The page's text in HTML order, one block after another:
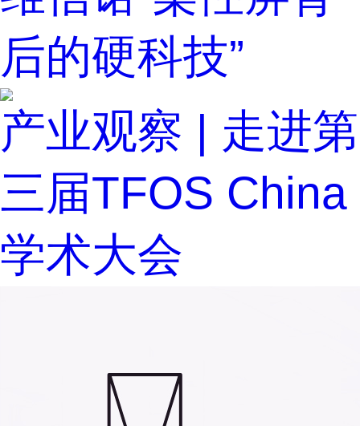
后的硬科技”
产业观察 | 走进第
三届TFOS China
学术大会